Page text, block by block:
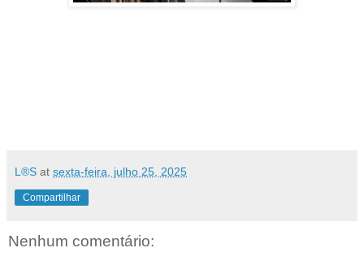
L®S at sexta-feira, julho 25, 2025
Compartilhar
Nenhum comentário: